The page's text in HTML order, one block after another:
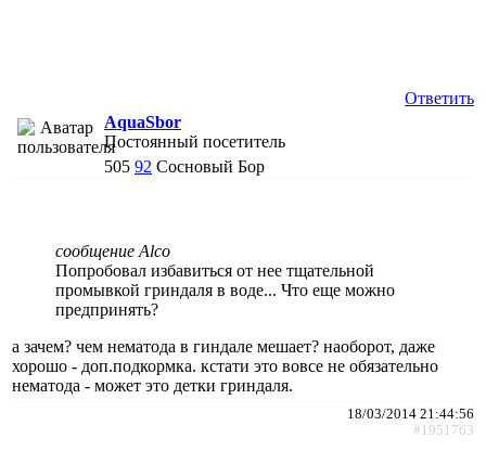
Ответить
AquaSbor
Постоянный посетитель
505 92 Сосновый Бор
сообщение Alco
Попробовал избавиться от нее тщательной
промывкой гриндаля в воде... Что еще можно
предпринять?
а зачем? чем нематода в гиндале мешает? наоборот, даже
хорошо - доп.подкормка. кстати это вовсе не обязательно
нематода - может это детки гриндаля.
18/03/2014 21:44:56
#1951763